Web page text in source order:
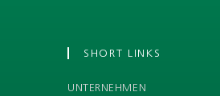
SHORT LINKS
UNTERNEHMEN